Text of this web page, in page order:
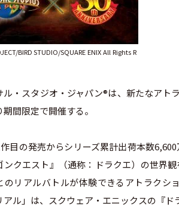
BIRD STUDIO/SQUARE ENIX All Rights R
ル・スタジオ・ジャパン®は、新たなアト
間限定で開催する。
目の発売からシリーズ累計出荷本数
ンクエスト』（通称：ドラクエ）の世界
のリアルバトルが体験できるアトラクシ
アル」は、スクウェア・エニックスの『